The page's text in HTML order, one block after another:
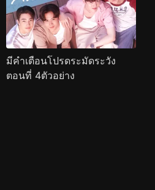
มีคำเตือนโปรดระมัดระวัง
ตอนที่ 4ตัวอย่าง